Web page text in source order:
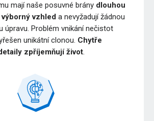
mají naše posuvné brány dlouhou
výborný vzhled a nevyžadují žádnou
úpravu. Problém vnikání nečistot
unikátní clonou. Chytře
zpříjemňují život